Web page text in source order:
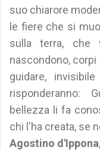
suo chiarore
le fiere che si
sulla terra, che
nascondono,
guidare,
risponderanno:
bellezza li fa
chi l'ha creata, se
Agostino d'Ippona